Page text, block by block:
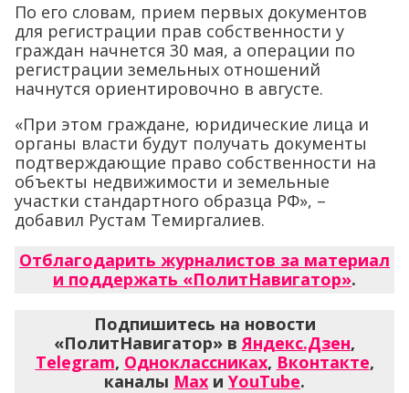
По его словам, прием первых документов
для регистрации прав собственности у
граждан начнется 30 мая, а операции по
регистрации земельных отношений
начнутся ориентировочно в августе.
«При этом граждане, юридические лица и
органы власти будут получать документы
подтверждающие право собственности на
объекты недвижимости и земельные
участки стандартного образца РФ», –
добавил Рустам Темиргалиев.
Отблагодарить журналистов за материал
и поддержать «ПолитНавигатор».
Подпишитесь на новости
«ПолитНавигатор» вЯндекс.Дзен,
Telegram, Одноклассниках, Вконтакте,
каналы Max и YouTube.